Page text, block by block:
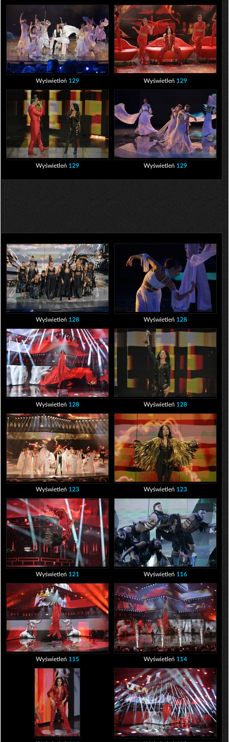
Wyświetleń 129 Wyświetleń 129
Wyświetleń 129 Wyświetleń 129
Wyświetleń 128 Wyświetleń 128
Wyświetleń 128 Wyświetleń 128
Wyświetleń 123 Wyświetleń 123
Wyświetleń 121 Wyświetleń 116
Wyświetleń 115 Wyświetleń 114